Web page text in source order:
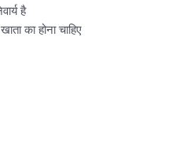
है
का होना चाहिए